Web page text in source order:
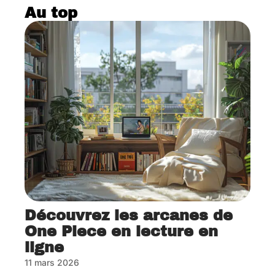
Au top
Découvrez les arcanes de
One Piece en lecture en
ligne
11 mars 2026